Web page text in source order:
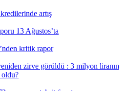
artış
13 Ağustos’ta
kritik rapor
zirve görüldü : 3 milyon liranın
oldu?